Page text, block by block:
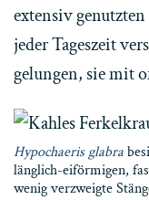
extensiv
jeder Tageszeit
gelungen, sie mit
Hypochaeris glabra
länglich-eiförmigen,
wenig verzweigte